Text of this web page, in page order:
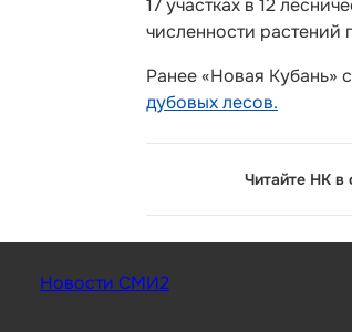
17 участках в 12
численности
Ранее «Новая Кубань»
дубовых лесов.
Читайте НК в
Новости СМИ2